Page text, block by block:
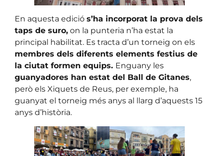
En aquesta edició s’ha incorporat la prova dels
taps de suro, on la punteria n’ha estat la
principal habilitat. Es tracta d’un torneig on els
membres dels diferents elements festius de
la ciutat formen equips. Enguany les
guanyadores han estat del Ball de Gitanes,
però els Xiquets de Reus, per exemple, ha
guanyat el torneig més anys al llarg d’aquests 15
anys d’història.